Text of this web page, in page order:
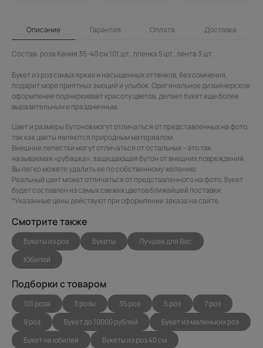
Описание Гарантия Оплата Доставка
Состав: роза Кения 35-40 см 101 шт., пленка 5 шт., лента 3 шт.
Букет из роз самых ярких и насыщенных оттенков, без сомнения,
подарит море приятных эмоций и улыбок. Оригинальное дизайнерское
оформление подчеркивает красоту цветов, делает букет еще более
выразительным и праздничным.
Цвет и размеры бутонов могут отличаться от представленных на фото,
так как цветы являются природным материалом.
Внешние лепестки могут отличаться от остальных – это так
называемая «рубашка», защищающая бутон от внешних повреждений.
Вы легко можете удалить ее по собственному желанию.
Реальный цвет может отличаться от представленного на фото. Букет
будет составлен из самых свежих цветов ближайшей поставки.
*Указанные цены действуют при оформлении заказа на сайте.
Смотрите также
Букеты из роз Букеты
Лучшее для Вас
Юбилей
Подборки с товаром
101 роза 3 розы 35 роз 5 роз
7 роз
9 роз
Букет до 10000 рублей
Букет из маленьких роз
Букет на юбилей
Букеты из роз 40 см